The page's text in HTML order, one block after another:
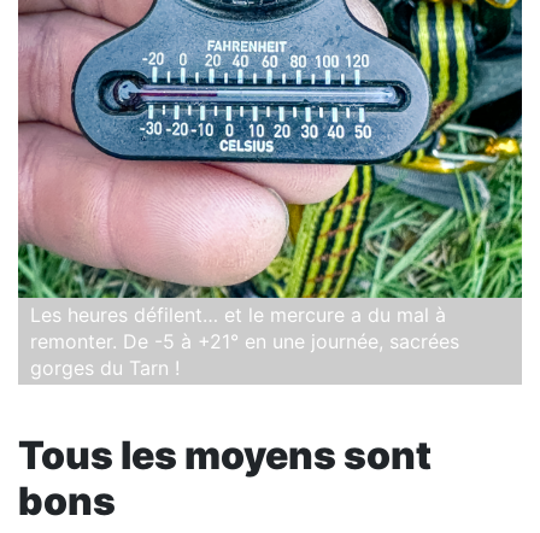
Les heures défilent… et le mercure a du mal à
remonter. De -5 à +21° en une journée, sacrées
gorges du Tarn !
Tous les moyens sont
bons